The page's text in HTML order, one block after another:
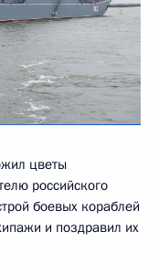
цветы
российского
боевых кораблей
и поздравил их